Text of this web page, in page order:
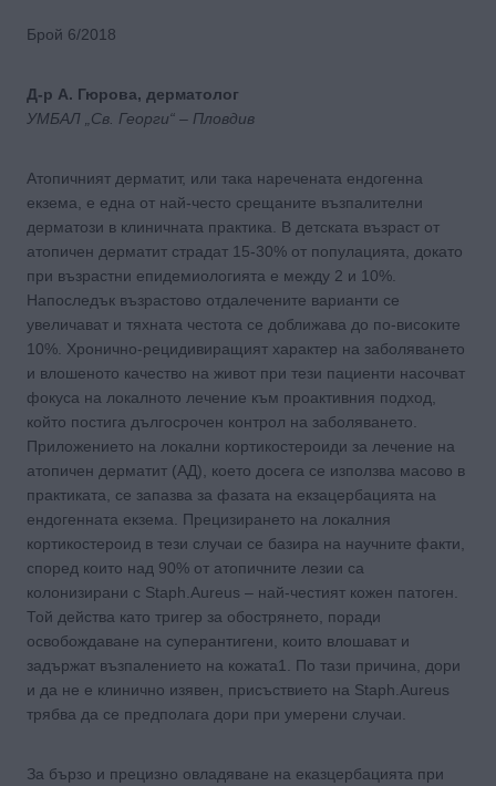
Брой 6/2018
Д-р А. Гюрова, дерматолог
УМБАЛ „Св. Георги“ – Пловдив
Атопичният дерматит, или така наречената ендогенна
екзема, e една от най-често срещаните възпалителни
дерматози в клиничната практика. В детската възраст от
атопичен дерматит страдат 15-30% от популацията, докато
при възрастни епидемиологията е между 2 и 10%.
Напоследък възрастово отдалечените варианти се
увеличават и тяхната честота се доближава до по-високите
10%. Хронично-рецидивиращият характер на заболяването
и влошеното качество на живот при тези пациенти насочват
фокуса на локалното лечение към проактивния подход,
който постига дългосрочен контрол на заболяването.
Приложението на локални кортикостероиди за лечение на
атопичен дерматит (АД), което досега се използва масово в
практиката, се запазва за фазата на екзацербацията на
ендогенната екзема. Прецизирането на локалния
кортикостероид в тези случаи се базира на научните факти,
според които над 90% от атопичните лезии са
колонизирани с Staph.Aureus – най-честият кожен патоген.
Той действа като тригер за обострянето, поради
освобождаване на суперантигени, които влошават и
задържат възпалението на кожата1. По тази причина, дори
и да не е клинично изявен, присъствието на Staph.Aureus
трябва да се предполага дори при умерени случаи.
За бързо и прецизно овладяване на еказцербацията при